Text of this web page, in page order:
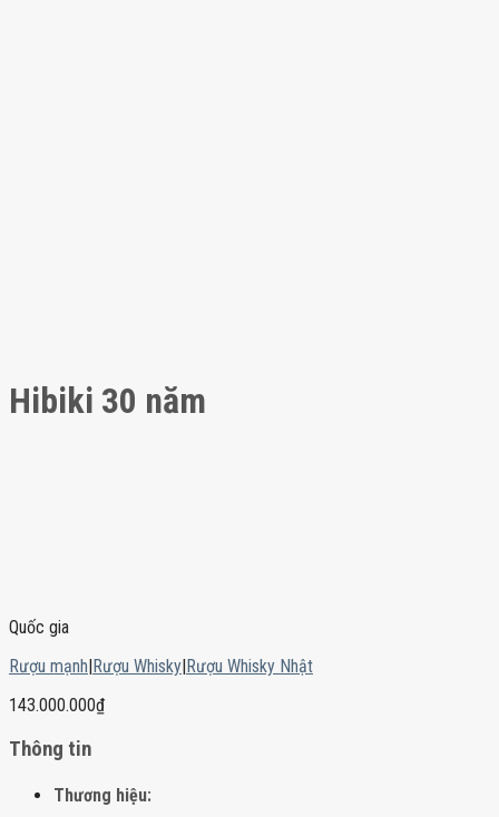
Hibiki 30 năm
Quốc gia
Rượu mạnh|Rượu Whisky|Rượu Whisky Nhật
143.000.000₫
Thông tin
Thương hiệu: